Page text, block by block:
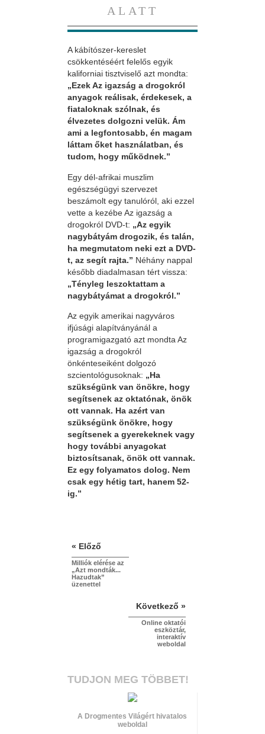
ALATT
A kábítószer-kereslet
csökkentéséért felelős egyik
kaliforniai tisztviselő azt mondta:
„Ezek Az igazság a drogokról
anyagok reálisak, érdekesek, a
fiataloknak szólnak, és
élvezetes dolgozni velük. Ám
ami a legfontosabb, én magam
láttam őket használatban, és
tudom, hogy működnek.”
Egy dél-afrikai muszlim
egészségügyi szervezet
beszámolt egy tanulóról, aki ezzel
vette a kezébe Az igazság a
drogokról DVD-t: „Az egyik
nagybátyám drogozik, és talán,
ha megmutatom neki ezt a DVD-
t, az segít rajta.” Néhány nappal
később diadalmasan tért vissza:
„Tényleg leszoktattam a
nagybátyámat a drogokról.”
Az egyik amerikai nagyváros
ifjúsági alapítványánál a
programigazgató azt mondta Az
igazság a drogokról
önkénteseiként dolgozó
szcientológusoknak: „Ha
szükségünk van önökre, hogy
segítsenek az oktatónak, önök
ott vannak. Ha azért van
szükségünk önökre, hogy
segítsenek a gyerekeknek vagy
hogy további anyagokat
biztosítsanak, önök ott vannak.
Ez egy folyamatos dolog. Nem
csak egy hétig tart, hanem 52-
ig.”
« Előző
Milliók elérése az
„Azt mondták...
Hazudtak”
üzenettel
Következő »
Online oktatói
eszköztár,
interaktív
weboldal
TUDJON MEG TÖBBET!
A Drogmentes Világért hivatalos
weboldal